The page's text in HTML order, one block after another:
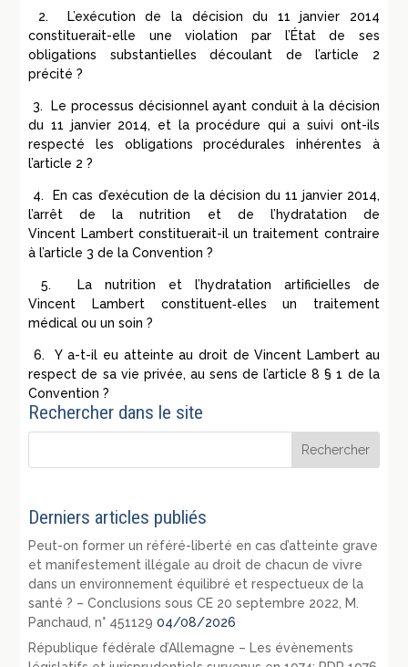
2.
L’exécution de la décision du 11 janvier 2014
constituerait-elle une violation par l’État de ses
obligations substantielles découlant de l’article 2
précité ?
3.
Le processus décisionnel ayant conduit à la décision
du 11 janvier 2014, et la procédure qui a suivi ont-ils
respecté les obligations procédurales inhérentes à
l’article 2 ?
4.
En cas d’exécution de la décision du 11 janvier 2014,
l’arrêt de la nutrition et de l’hydratation de
Vincent Lambertconstituerait-il un traitement contraire
à l’article 3 de la Convention ?
5.
La nutrition et l’hydratation artificielles de
Vincent
Lambertconstituent‑elles un traitement
médical ou un soin ?
6. Y a-t-il eu atteinte au droit de Vincent Lambert au
respect de sa vie privée, au sens de l’article 8 § 1 de la
Convention ?
Rechercher dans le site
Derniers articles publiés
Peut-on former un référé-liberté en cas d’atteinte grave
et manifestement illégale au droit de chacun de vivre
dans un environnement équilibré et respectueux de la
santé ? – Conclusions sous CE 20 septembre 2022, M.
Panchaud, n° 451129 04/08/2026
République fédérale d’Allemagne – Les évènements